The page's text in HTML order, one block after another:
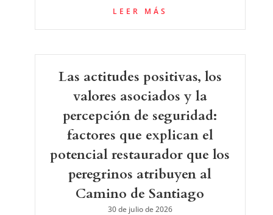
LEER MÁS
Las actitudes positivas, los
valores asociados y la
percepción de seguridad:
factores que explican el
potencial restaurador que los
peregrinos atribuyen al
Camino de Santiago
30 de julio de 2026